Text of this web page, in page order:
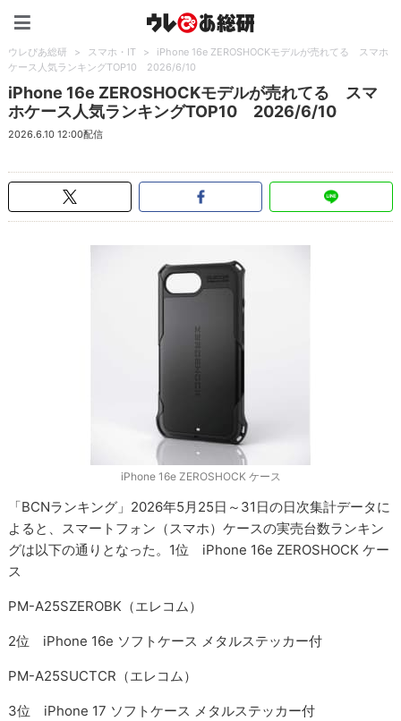
ウレぴあ総研 > スマホ・IT >
iPhone 16e ZEROSHOCKモデルが売れてる スマホ
ケース人気ランキングTOP10 2026/6/10
iPhone 16e ZEROSHOCKモデルが売れてる スマ
ホケース人気ランキングTOP10 2026/6/10
2026.6.10 12:00配信
iPhone 16e ZEROSHOCK ケース
「BCNランキング」2026年5月25日～31日の日次集計データに
よると、スマートフォン（スマホ）ケースの実売台数ランキン
グは以下の通りとなった。1位 iPhone 16e ZEROSHOCK ケー
ス
PM-A25SZEROBK（エレコム）
2位 iPhone 16e ソフトケース メタルステッカー付
PM-A25SUCTCR（エレコム）
3位 iPhone 17 ソフトケース メタルステッカー付